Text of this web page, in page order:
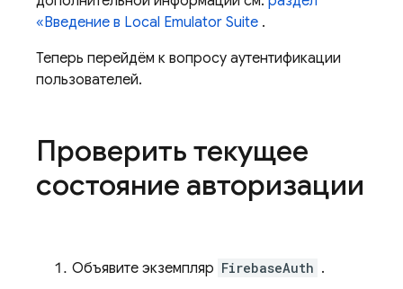
«Введение в Local Emulator Suite .
Теперь перейдём к вопросу аутентификации
пользователей.
Проверить текущее
состояние авторизации
Объявите экземпляр FirebaseAuth .